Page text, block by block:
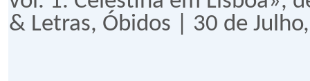
& Letras, Óbidos | 30 de